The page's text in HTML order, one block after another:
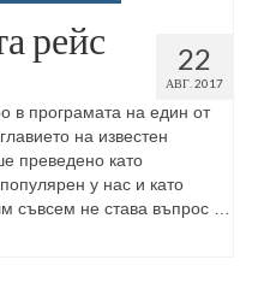
22
АВГ. 2017
рейс
в програмата на един от
на известен
преведено като
у нас и като
съвсем не става въпрос …